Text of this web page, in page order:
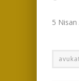
5 Nisan